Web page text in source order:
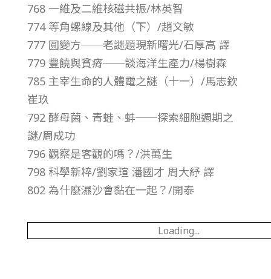
第
1
0
期
–
總
號
768 一維及二維核磁共振/林英智
774 等角螺線及其他（下）/趙文敏
777 圓變方──老謎題現新曙光/石厚高 譯
779 豐饒與貧瘠──談海洋生產力/楊樹森
785 主宰生命的人體電之謎（十一）/馬志欽
崔玖
792 酵母菌、青蛙、蚌──探索細胞週期之
謎/周成功
796 觀察是客觀的嗎？/洪萬生
798 科學新粹/劉家瑄 潘國才 周大紓 譯
802 為什麼濕沙會黏在一起？/開泰
Loading...